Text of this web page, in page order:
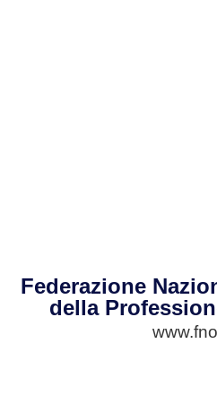
Federazione
della